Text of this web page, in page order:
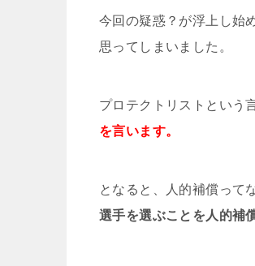
今回の疑惑？が浮上し始
思ってしまいました。
プロテクトリストという
を言います。
となると、人的補償って
選手を選ぶことを人的補